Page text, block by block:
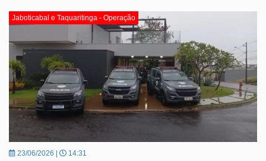
Jaboticabal e Taquaritinga - Operação
23/06/2026 | 14:31